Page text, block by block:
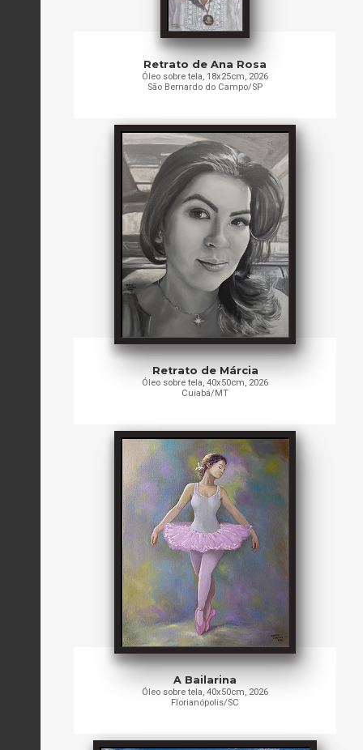
Retrato de Ana Rosa
Óleo sobre tela, 18x25cm, 2026
São Bernardo do Campo/SP
Retrato de Márcia
Óleo sobre tela, 40x50cm, 2026
Cuiabá/MT
A Bailarina
Óleo sobre tela, 40x50cm, 2026
Florianópolis/SC